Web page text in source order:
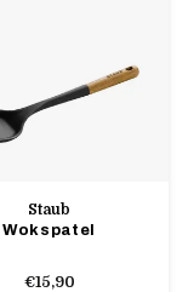
Staub
Wokspatel
€15,90